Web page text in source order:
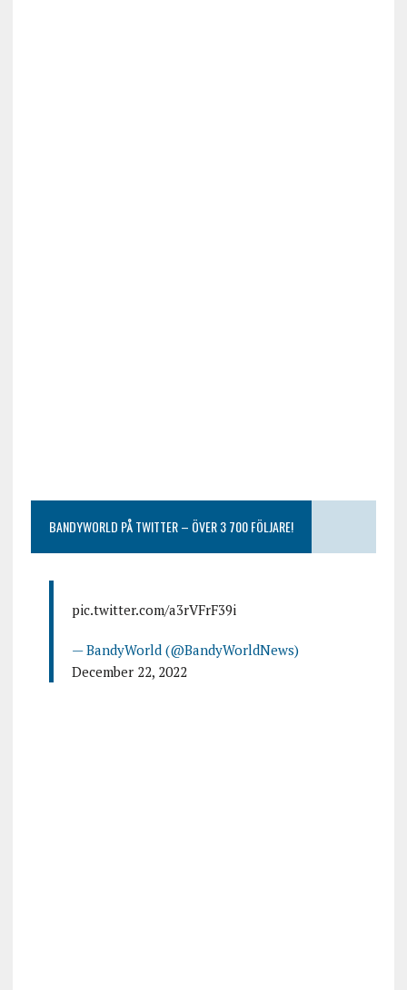
BANDYWORLD PÅ TWITTER – ÖVER 3 700 FÖLJARE!
pic.twitter.com/a3rVFrF39i
— BandyWorld (@BandyWorldNews)
December 22, 2022